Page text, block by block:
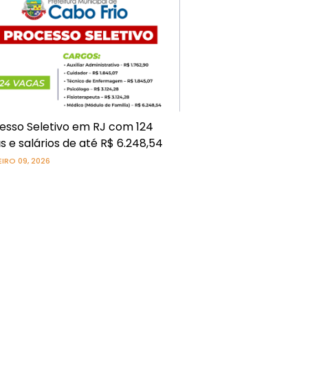
Seletivo em RJ com 124
e salários de até R$ 6.248,54
09, 2026